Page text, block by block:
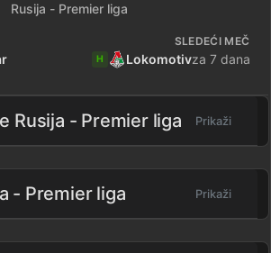
Rusija - Premier liga
SLEDEĆI MEČ
H Lokomotivza 7 dana
Rusija - Premier liga Prikaži
- Premier liga Prikaži